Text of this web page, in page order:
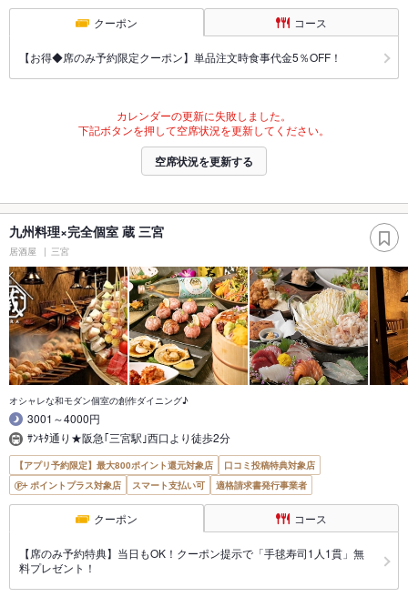
クーポン コース
【お得◆席のみ予約限定クーポン】単品注文時食事代金5％OFF！
カレンダーの更新に失敗しました。
下記ボタンを押して空席状況を更新してください。
空席状況を更新する
九州料理×完全個室 蔵 三宮
居酒屋 三宮
オシャレな和モダン個室の創作ダイニング♪
3001～4000円
ｻﾝｷﾀ通り★阪急｢三宮駅｣西口より徒歩2分
【アプリ予約限定】最大800ポイント還元対象店
口コミ投稿特典対象店
ポイントプラス対象店
スマート支払い可 適格請求書発行事業者
クーポン コース
【席のみ予約特典】当日もOK！クーポン提示で「手毬寿司1人1貫」無
料プレゼント！